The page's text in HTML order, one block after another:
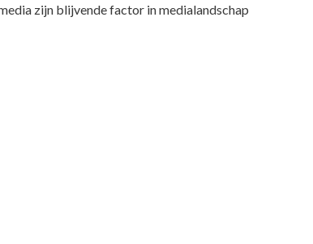
zijn blijvende factor in medialandschap